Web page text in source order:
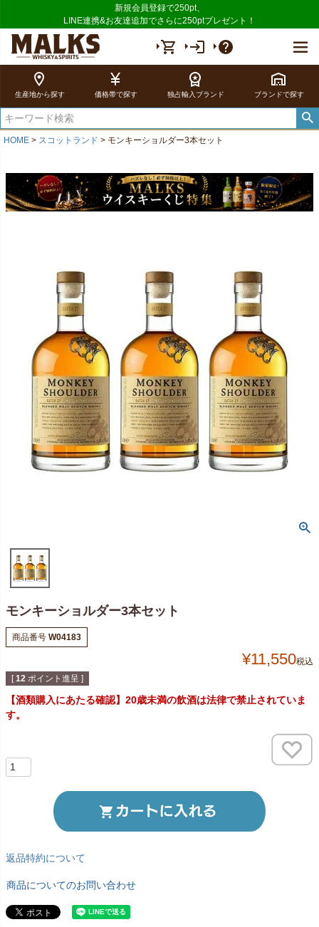
新規会員登録で250pt、
LINE連携&お友達追加でさらに250ptプレゼント！
shopping_cart login
help
location_on
生産地から探す
currency_yen
価格帯で探す
workspace_premium
独占輸入ブランド
warehouse
ブランドで探す
HOME スコットランド モンキーショルダー3本セット
モンキーショルダー3本セット
商品番号 W04183
¥11,550税込
[ 12 ポイント進呈 ]
【酒類購入にあたる確認】20歳未満の飲酒は法律で禁止されていま
す。
返品特約について
商品についてのお問い合わせ